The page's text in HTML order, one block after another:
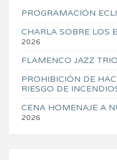
PROGRAMACIÓN
CHARLA SOBRE LOS
2026
FLAMENCO JAZZ TRIO
PROHIBICIÓN DE
RIESGO DE
CENA HOMENAJE A
2026